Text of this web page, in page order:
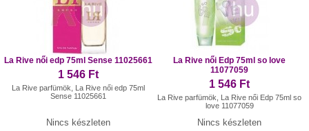
La Rive női edp 75ml Sense 11025661
1 546 Ft
La Rive parfümök, La Rive női edp 75ml
Sense 11025661
Nincs készleten
La Rive női Edp 75ml so love
11077059
1 546 Ft
La Rive parfümök, La Rive női Edp 75ml so
love 11077059
Nincs készleten